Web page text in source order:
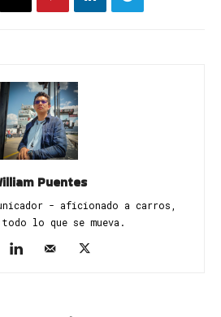
Puentes
- aficionado a carros,
lo que se mueva.